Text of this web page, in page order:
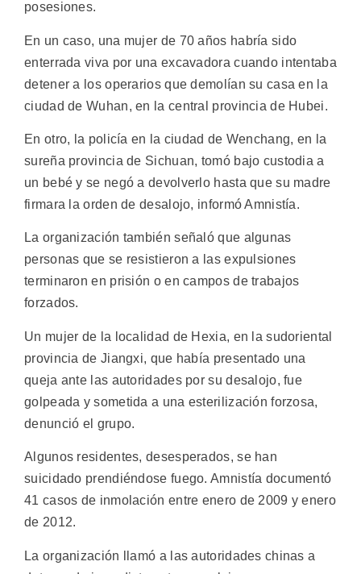
posesiones.
En un caso, una mujer de 70 años habría sido
enterrada viva por una excavadora cuando intentaba
detener a los operarios que demolían su casa en la
ciudad de Wuhan, en la central provincia de Hubei.
En otro, la policía en la ciudad de Wenchang, en la
sureña provincia de Sichuan, tomó bajo custodia a
un bebé y se negó a devolverlo hasta que su madre
firmara la orden de desalojo, informó Amnistía.
La organización también señaló que algunas
personas que se resistieron a las expulsiones
terminaron en prisión o en campos de trabajos
forzados.
Un mujer de la localidad de Hexia, en la sudoriental
provincia de Jiangxi, que había presentado una
queja ante las autoridades por su desalojo, fue
golpeada y sometida a una esterilización forzosa,
denunció el grupo.
Algunos residentes, desesperados, se han
suicidado prendiéndose fuego. Amnistía documentó
41 casos de inmolación entre enero de 2009 y enero
de 2012.
La organización llamó a las autoridades chinas a